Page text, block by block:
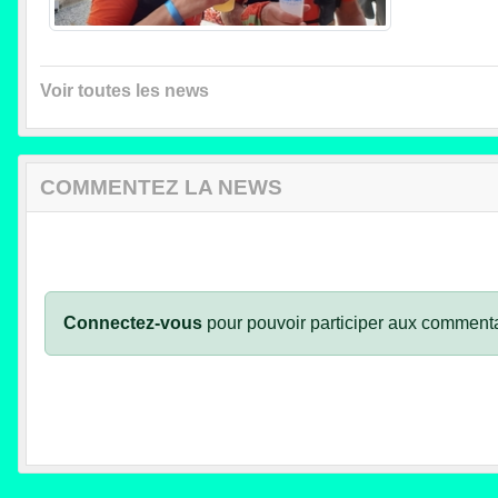
Voir toutes les news
COMMENTEZ LA NEWS
Connectez-vous pour pouvoir participer aux